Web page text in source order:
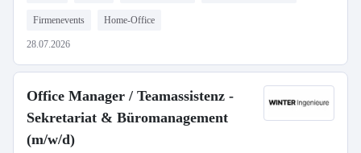
Firmenevents Home-Office
28.07.2026
Office Manager / Teamassistenz -
Sekretariat & Büromanagement
(m/w/d)